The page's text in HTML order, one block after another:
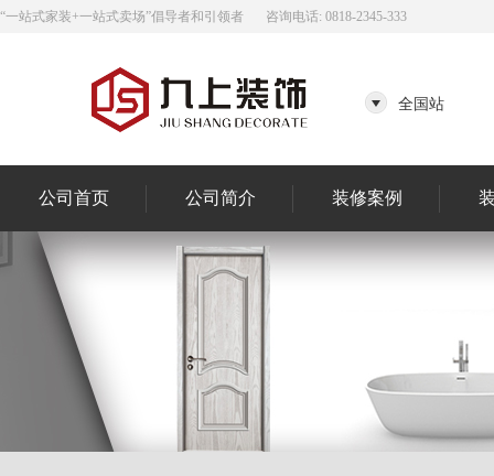
“一站式家装+一站式卖场”倡导者和引领者 咨询电话: 0818-2345-333
全国站
公司首页 公司简介 装修案例